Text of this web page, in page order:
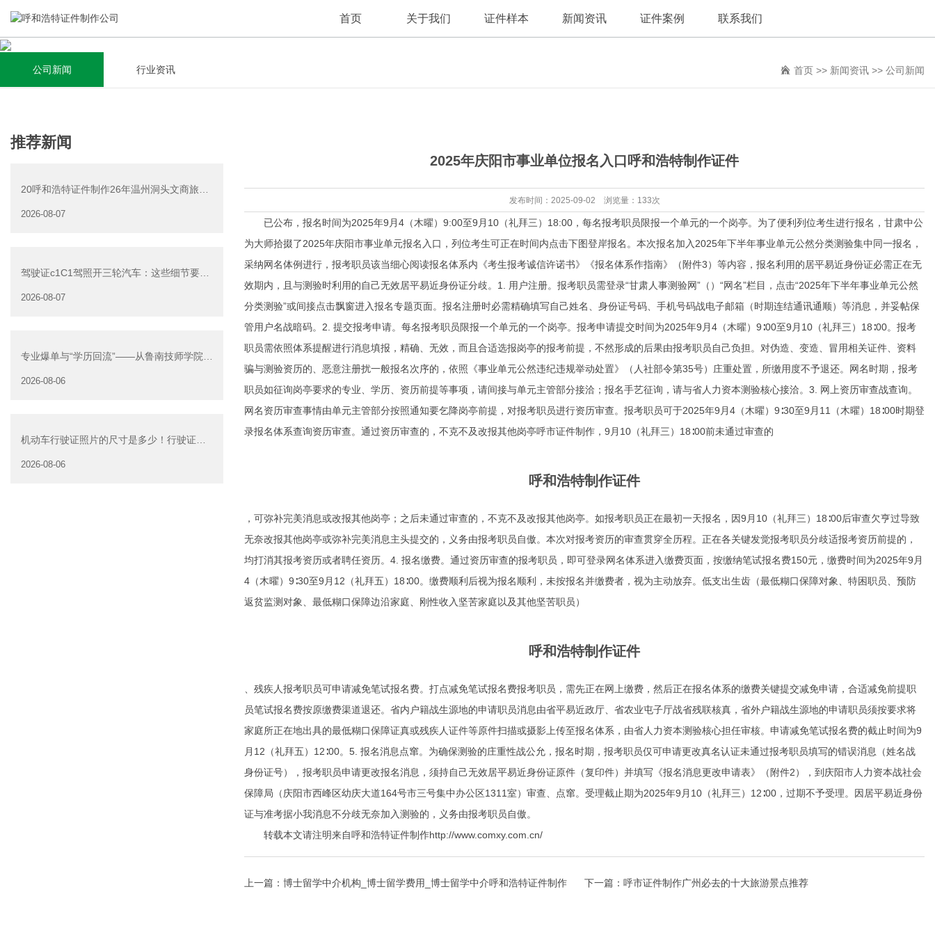
首页 关于我们
关于我们
集研发，设计，制造，安装于一体，多元化的定制需求，为上
千家企业提供过专业定制服务！
查看详情
证件样本 新闻资讯
新闻资讯
全自动流水线规模化生产，准时按期交货，年生产能力超过
40W万方米以上，拥有遍布全国的商务合作伙伴和较为完善的
查看详情
证件案例 联系我们
公司新闻 行业资讯 首页 >> 新闻资讯 >> 公司新闻
推荐新闻
20呼和浩特证件制作26年温州洞头文商旅游
2026-08-07
驾驶证c1C1驾照开三轮汽车：这些细节要注
2026-08-07
专业爆单与“学历回流”——从鲁南技师学院透
2026-08-06
机动车行驶证照片的尺寸是多少！行驶证照
2026-08-06
2025年庆阳市事业单位报名入口呼和浩特制作证件
发布时间：2025-09-02 浏览量：133次
已公布，报名时间为2025年9月4（木曜）9:00至9月10（礼拜三）18:00，每名报考职员限报一个单元的一个岗亭。为了便利列位考生进行报名，甘肃中公
为大师拾掇了2025年庆阳市事业单元报名入口，列位考生可正在时间内点击下图登岸报名。本次报名加入2025年下半年事业单元公然分类测验集中同一报名，
采纳网名体例进行，报考职员该当细心阅读报名体系内《考生报考诚信许诺书》《报名体系作指南》（附件3）等内容，报名利用的居平易近身份证必需正在无
效期内，且与测验时利用的自己无效居平易近身份证分歧。1. 用户注册。报考职员需登录“甘肃人事测验网”（）“网名”栏目，点击“2025年下半年事业单元公然
分类测验”或间接点击飘窗进入报名专题页面。报名注册时必需精确填写自己姓名、身份证号码、手机号码战电子邮箱（时期连结通讯通顺）等消息，并妥帖保
管用户名战暗码。2. 提交报考申请。每名报考职员限报一个单元的一个岗亭。报考申请提交时间为2025年9月4（木曜）9∶00至9月10（礼拜三）18∶00。报考
职员需依照体系提醒进行消息填报，精确、无效，而且合适选报岗亭的报考前提，不然形成的后果由报考职员自己负担。对伪造、变造、冒用相关证件、资料
骗与测验资历的、恶意注册扰一般报名次序的，依照《事业单元公然违纪违规举动处置》（人社部令第35号）庄重处置，所缴用度不予退还。网名时期，报考
职员如征询岗亭要求的专业、学历、资历前提等事项，请间接与单元主管部分接洽；报名手艺征询，请与省人力资本测验核心接洽。3. 网上资历审查战查询。
网名资历审查事情由单元主管部分按照通知要乞降岗亭前提，对报考职员进行资历审查。报考职员可于2025年9月4（木曜）9∶30至9月11（木曜）18∶00时期登
录报名体系查询资历审查。通过资历审查的，不克不及改报其他岗亭呼市证件制作，9月10（礼拜三）18∶00前未通过审查的
呼和浩特制作证件
，可弥补完美消息或改报其他岗亭；之后未通过审查的，不克不及改报其他岗亭。如报考职员正在最初一天报名，因9月10（礼拜三）18∶00后审查欠亨过导致
无奈改报其他岗亭或弥补完美消息主头提交的，义务由报考职员自傲。本次对报考资历的审查贯穿全历程。正在各关键发觉报考职员分歧适报考资历前提的，
均打消其报考资历或者聘任资历。4. 报名缴费。通过资历审查的报考职员，即可登录网名体系进入缴费页面，按缴纳笔试报名费150元，缴费时间为2025年9月
4（木曜）9∶30至9月12（礼拜五）18∶00。缴费顺利后视为报名顺利，未按报名并缴费者，视为主动放弃。低支出生齿（最低糊口保障对象、特困职员、预防
返贫监测对象、最低糊口保障边沿家庭、刚性收入坚苦家庭以及其他坚苦职员）
呼和浩特制作证件
、残疾人报考职员可申请减免笔试报名费。打点减免笔试报名费报考职员，需先正在网上缴费，然后正在报名体系的缴费关键提交减免申请，合适减免前提职
员笔试报名费按原缴费渠道退还。省内户籍战生源地的申请职员消息由省平易近政厅、省农业屯子厅战省残联核真，省外户籍战生源地的申请职员须按要求将
家庭所正在地出具的最低糊口保障证真或残疾人证件等原件扫描或摄影上传至报名体系，由省人力资本测验核心担任审核。申请减免笔试报名费的截止时间为9
月12（礼拜五）12∶00。5. 报名消息点窜。为确保测验的庄重性战公允，报名时期，报考职员仅可申请更改真名认证未通过报考职员填写的错误消息（姓名战
身份证号），报考职员申请更改报名消息，须持自己无效居平易近身份证原件（复印件）并填写《报名消息更改申请表》（附件2），到庆阳市人力资本战社会
保障局（庆阳市西峰区幼庆大道164号市三号集中办公区1311室）审查、点窜。受理截止期为2025年9月10（礼拜三）12∶00，过期不予受理。因居平易近身份
证与准考据小我消息不分歧无奈加入测验的，义务由报考职员自傲。
转载本文请注明来自呼和浩特证件制作http://www.comxy.com.cn/
上一篇： 博士留学中介机构_博士留学费用_博士留学中介呼和浩特证件制作 下一篇： 呼市证件制作广州必去的十大旅游景点推荐